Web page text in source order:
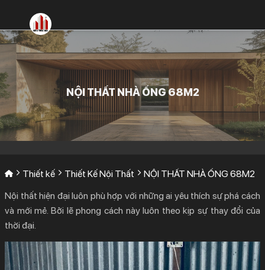
nội
dung
NỘI THẤT NHÀ ỐNG 68M2
Thiết kế Thiết Kế Nội Thất
NỘI THẤT NHÀ ỐNG 68M2
Nội thất hiện đại luôn phù hợp với những ai yêu thích sự phá cách
và mới mẻ. Bởi lẽ phong cách này luôn theo kịp sự thay đổi của
thời đại.